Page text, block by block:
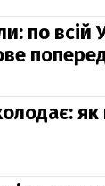
по всій
як